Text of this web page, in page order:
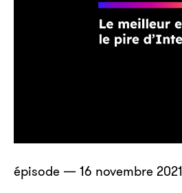
épisode — 16 novembre 2021